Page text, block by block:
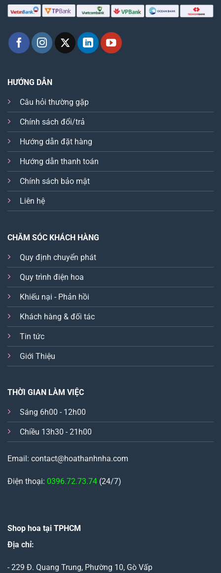
HƯỚNG DẪN
Câu hỏi thường gặp
Chính sách đổi/trả
Hướng dẫn đặt hàng
Hướng dẫn thanh toán
Chính sách bảo mật
Liên hệ
CHĂM SÓC KHÁCH HÀNG
Quy định chuyển phát
Quy trình điện hoa
Khiếu nại - Phản hồi
Khách hàng & đối tác
Tin tức
Giới Thiệu
THỜI GIAN LÀM VIỆC
Sáng 6h00 - 12h00
Chiều 13h30 - 21h00
Email: contact@hoathanhnha.com
Điện thoại: 0396.72.73.74 (24/7)
Shop hoa tại TPHCM
Địa chỉ:
- 229 Đ. Quang Trung, Phường 10, Gò Vấp